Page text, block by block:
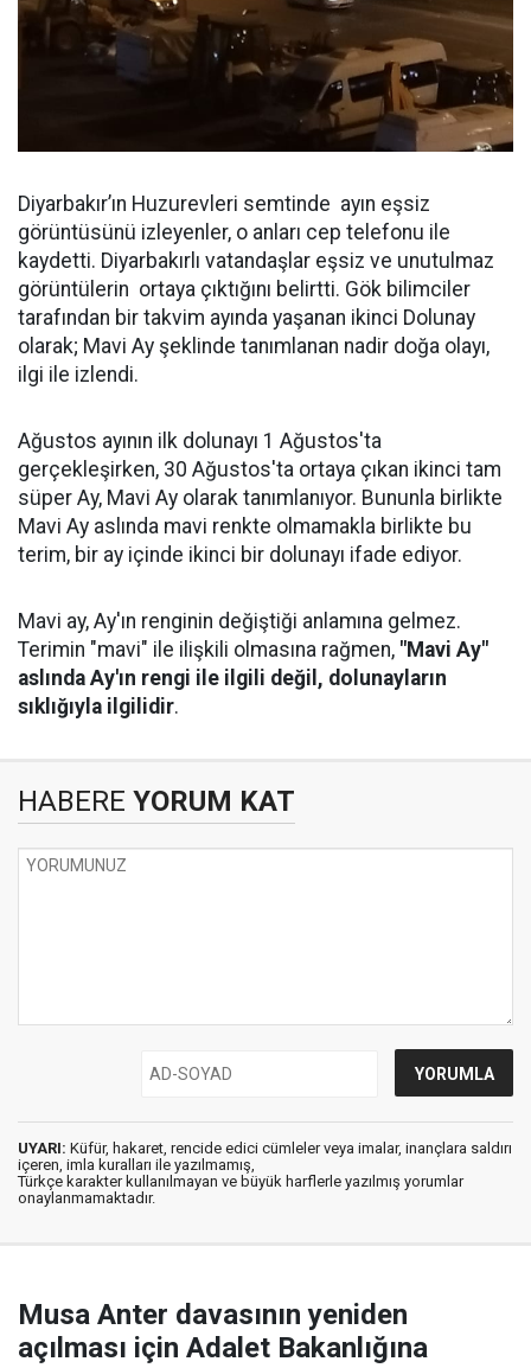
Diyarbakır’ın Huzurevleri semtinde ayın eşsiz
görüntüsünü izleyenler, o anları cep telefonu ile
kaydetti. Diyarbakırlı vatandaşlar eşsiz ve unutulmaz
görüntülerin ortaya çıktığını belirtti. Gök bilimciler
tarafından bir takvim ayında yaşanan ikinci Dolunay
olarak; Mavi Ay şeklinde tanımlanan nadir doğa olayı,
ilgi ile izlendi.
Ağustos ayının ilk dolunayı 1 Ağustos'ta
gerçekleşirken, 30 Ağustos'ta ortaya çıkan ikinci tam
süper Ay, Mavi Ay olarak tanımlanıyor. Bununla birlikte
Mavi Ay aslında mavi renkte olmamakla birlikte bu
terim, bir ay içinde ikinci bir dolunayı ifade ediyor.
Mavi ay, Ay'ın renginin değiştiği anlamına gelmez.
Terimin "mavi" ile ilişkili olmasına rağmen, "Mavi Ay"
aslında Ay'ın rengi ile ilgili değil, dolunayların
sıklığıyla ilgilidir.
HABERE YORUM KAT
UYARI: Küfür, hakaret, rencide edici cümleler veya imalar, inançlara saldırı
içeren, imla kuralları ile yazılmamış,
Türkçe karakter kullanılmayan ve büyük harflerle yazılmış yorumlar
onaylanmamaktadır.
Musa Anter davasının yeniden
açılması için Adalet Bakanlığına